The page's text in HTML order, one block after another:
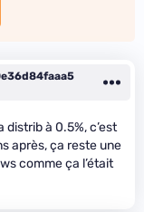
distrib à 0.5%, c’est
après, ça reste une
comme ça l’était